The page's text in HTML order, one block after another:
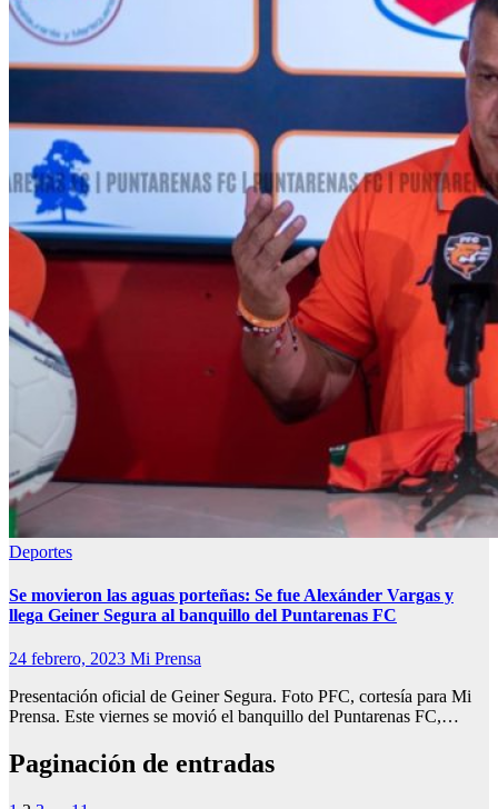
Deportes
Se movieron las aguas porteñas: Se fue Alexánder Vargas y
llega Geiner Segura al banquillo del Puntarenas FC
24 febrero, 2023 Mi Prensa
Presentación oficial de Geiner Segura. Foto PFC, cortesía para Mi
Prensa. Este viernes se movió el banquillo del Puntarenas FC,…
Paginación de entradas